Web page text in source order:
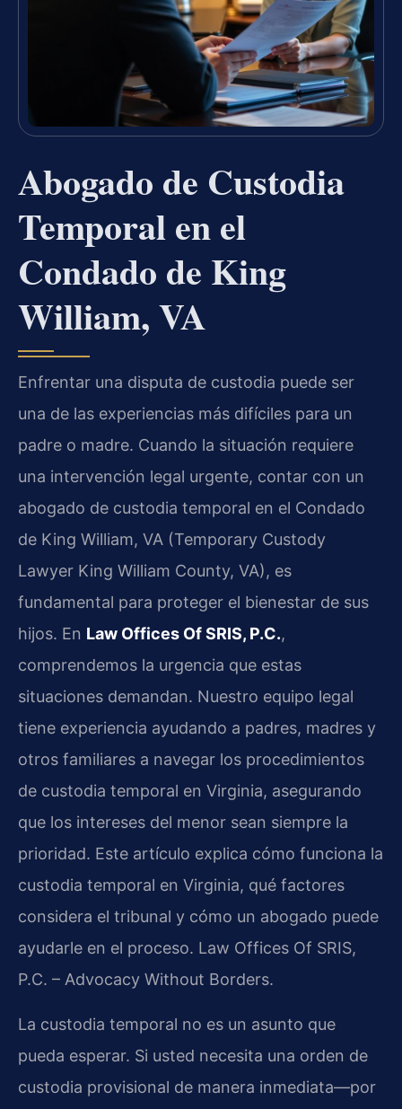
Abogado de Custodia
Temporal en el
Condado de King
William, VA
Enfrentar una disputa de custodia puede ser
una de las experiencias más difíciles para un
padre o madre. Cuando la situación requiere
una intervención legal urgente, contar con un
abogado de custodia temporal en el Condado
de King William, VA (Temporary Custody
Lawyer King William County, VA), es
fundamental para proteger el bienestar de sus
hijos. En Law Offices Of SRIS, P.C.,
comprendemos la urgencia que estas
situaciones demandan. Nuestro equipo legal
tiene experiencia ayudando a padres, madres y
otros familiares a navegar los procedimientos
de custodia temporal en Virginia, asegurando
que los intereses del menor sean siempre la
prioridad. Este artículo explica cómo funciona la
custodia temporal en Virginia, qué factores
considera el tribunal y cómo un abogado puede
ayudarle en el proceso. Law Offices Of SRIS,
P.C. – Advocacy Without Borders.
La custodia temporal no es un asunto que
pueda esperar. Si usted necesita una orden de
custodia provisional de manera inmediata—por